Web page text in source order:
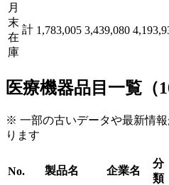
月
末
在
庫
計 1,783,005 3,439,080
医療機器品目一覧（
※ 一部の古いデータや最新情
ります
No. 製品名 企業名
分
類